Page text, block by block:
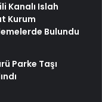
Kanalı Islah
Kurum
Bulundu
Parke Taşı